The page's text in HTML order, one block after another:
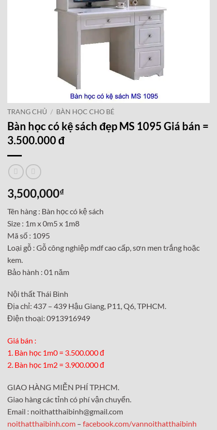
TRANG CHỦ / BÀN HỌC CHO BÉ
Bàn học có kệ sách đẹp MS 1095 Giá bán =
3.500.000 đ
3,500,000₫
Tên hàng : Bàn học có kệ sách
Size : 1m x 0m5 x 1m8
Mã số : 1095
Loại gỗ : Gỗ công nghiệp mdf cao cấp, sơn men trắng hoặc
kem.
Bảo hành : 01 năm
Nội thất Thái Bình
Địa chỉ: 437 – 439 Hậu Giang, P11, Q6, TPHCM.
Điện thoại: 0913916949
Giá bán :
1. Bàn học 1m0 = 3.500.000 đ
2. Bàn học 1m2 = 3.900.000 đ
GIAO HÀNG MIỄN PHÍ TP.HCM.
Giao hàng các tỉnh có phí vận chuyển.
Email : noithatthaibinh@gmail.com
noithatthaibinh.com – facebook.com/vannoithatthaibinh